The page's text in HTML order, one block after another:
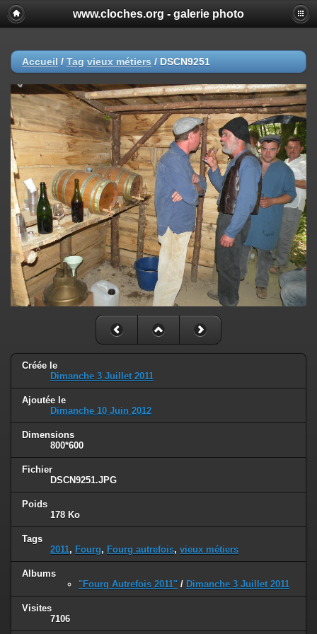
www.cloches.org - galerie photo
Accueil / Tag vieux métiers / DSCN9251
Créée le
Dimanche 3 Juillet 2011
Ajoutée le
Dimanche 10 Juin 2012
Dimensions
800*600
Fichier
DSCN9251.JPG
Poids
178 Ko
Tags
2011, Fourg, Fourg autrefois, vieux métiers
Albums
"Fourg Autrefois 2011" / Dimanche 3 Juillet 2011
Visites
7106